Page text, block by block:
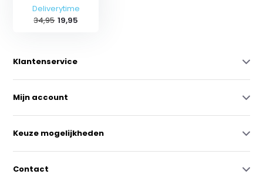
Deliverytime
34,95 19,95
Klantenservice
Mijn account
Keuze mogelijkheden
Contact